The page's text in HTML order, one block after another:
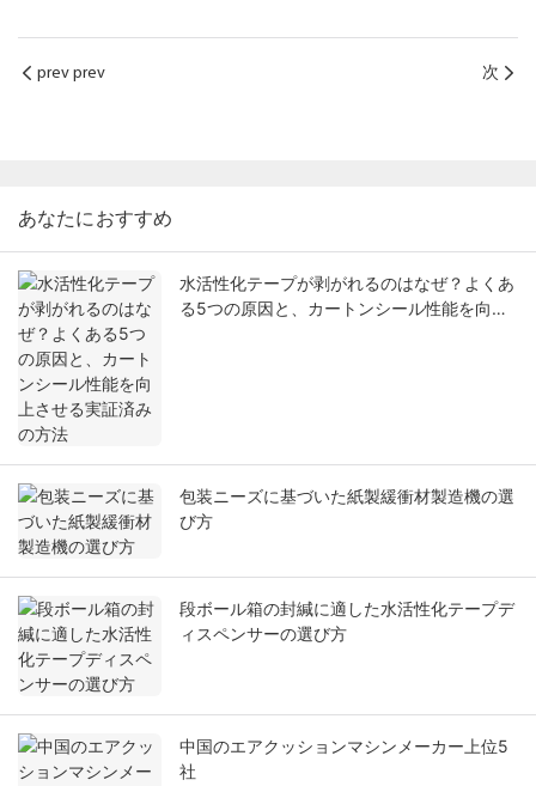
prev prev 次
あなたにおすすめ
水活性化テープが剥がれるのはなぜ？よくあ
る5つの原因と、カートンシール性能を向上
包装ニーズに基づいた紙製緩衝材製造機の選
び方
段ボール箱の封緘に適した水活性化テープデ
ィスペンサーの選び方
中国のエアクッションマシンメーカー上位5
社